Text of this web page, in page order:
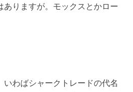
ありますが。モックスとかロー
いわばシャークトレードの代名